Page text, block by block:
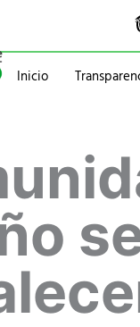
Inicio
Pasaportes
Normatividad
Gobernador
Información